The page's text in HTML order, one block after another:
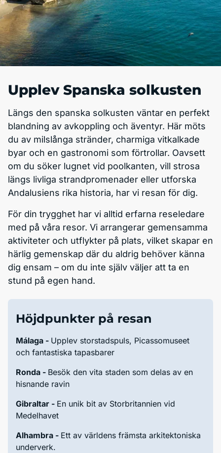
Upplev Spanska solkusten
Längs den spanska solkusten väntar en perfekt
blandning av avkoppling och äventyr. Här möts
du av milslånga stränder, charmiga vitkalkade
byar och en gastronomi som förtrollar. Oavsett
om du söker lugnet vid poolkanten, vill strosa
längs livliga strandpromenader eller utforska
Andalusiens rika historia, har vi resan för dig.
För din trygghet har vi alltid erfarna reseledare
med på våra resor. Vi arrangerar gemensamma
aktiviteter och utflykter på plats, vilket skapar en
härlig gemenskap där du aldrig behöver känna
dig ensam – om du inte själv väljer att ta en
stund på egen hand.
Höjdpunkter på resan
Málaga - Upplev storstadspuls, Picassomuseet
och fantastiska tapasbarer
Ronda - Besök den vita staden som delas av en
hisnande ravin
Gibraltar - En unik bit av Storbritannien vid
Medelhavet
Alhambra - Ett av världens främsta arkitektoniska
underverk.